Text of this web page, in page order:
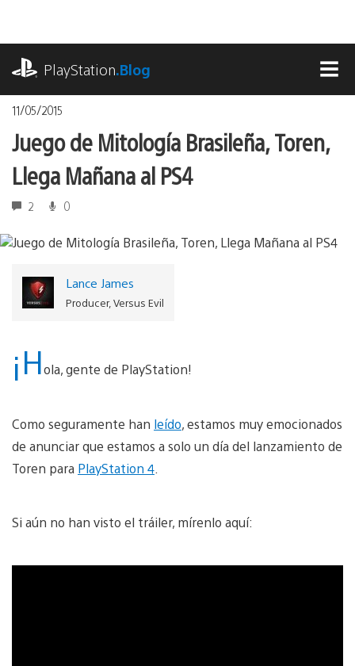
contenido
PlayStation.Blog
11/05/2015
Juego de Mitología Brasileña, Toren,
Llega Mañana al PS4
2 0
Lance James
Producer, Versus Evil
¡Hola, gente de PlayStation!
Como seguramente han leído, estamos muy emocionados
de anunciar que estamos a solo un día del lanzamiento de
Toren para PlayStation 4
Si aún no han visto el tráiler, mírenlo aquí: